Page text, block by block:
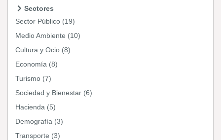
Sectores
Sector Público (19)
Medio Ambiente (10)
Cultura y Ocio (8)
Economía (8)
Turismo (7)
Sociedad y Bienestar (6)
Hacienda (5)
Demografía (3)
Transporte (3)